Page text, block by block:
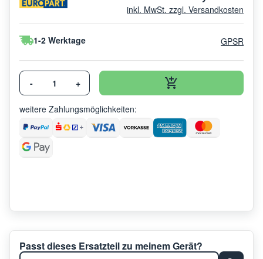
inkl. MwSt. zzgl. Versandkosten
1-2 Werktage GPSR
- +
weitere Zahlungsmöglichkeiten:
Passt dieses Ersatzteil zu meinem Gerät?